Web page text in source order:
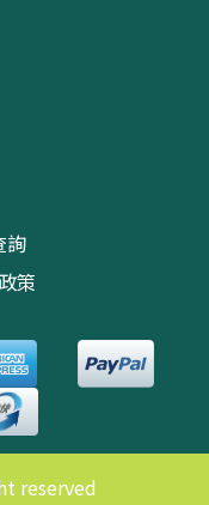
詢
策
reserved